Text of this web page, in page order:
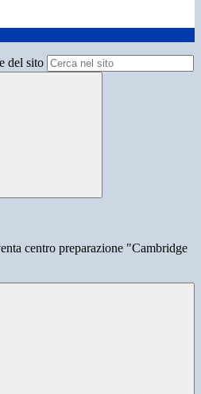
del sito
centro preparazione "Cambridge